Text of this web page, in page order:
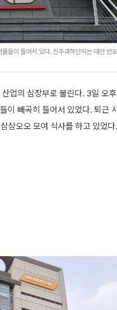
이 들어서 있다. 신주과학단지는 대만 반
업의 심장부로 불린다. 3일 오후
이 빼곡히 들어서 있었다. 퇴근
삼오오 모여 식사를 하고 있었다.